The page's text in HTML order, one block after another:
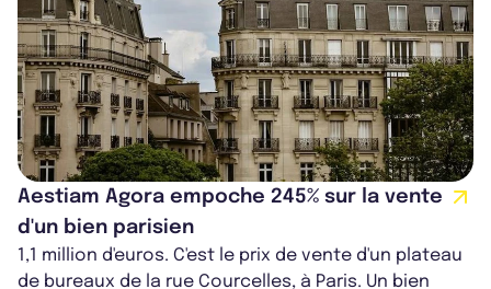
Aestiam Agora empoche 245% sur la vente
d'un bien parisien
1,1 million d'euros. C'est le prix de vente d'un plateau
de bureaux de la rue Courcelles, à Paris. Un bien